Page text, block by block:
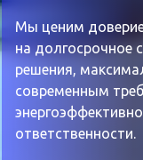
Мы ценим
на долгосрочное
решения,
современным
ответственности.